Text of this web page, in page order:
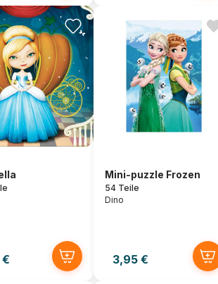
€
Mini-puzzle Frozen
54 Teile
Dino
3,95 €